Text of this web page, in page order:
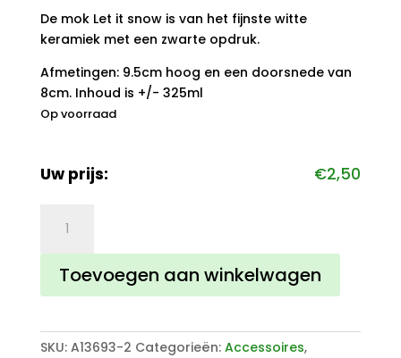
De mok Let it snow is van het fijnste witte
keramiek met een zwarte opdruk.
Afmetingen: 9.5cm hoog en een doorsnede van
8cm. Inhoud is +/- 325ml
Op voorraad
Uw prijs: €2,50
it
Snow
aantal
Toevoegen aan winkelwagen
SKU: A13693-2 Categorieën: Accessoires,